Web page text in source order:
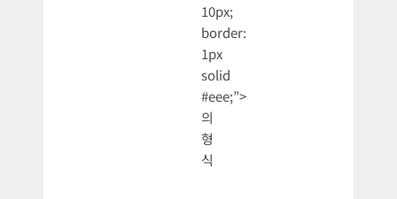
10px;
border:
1px
solid
#eee;”>
의
형
식